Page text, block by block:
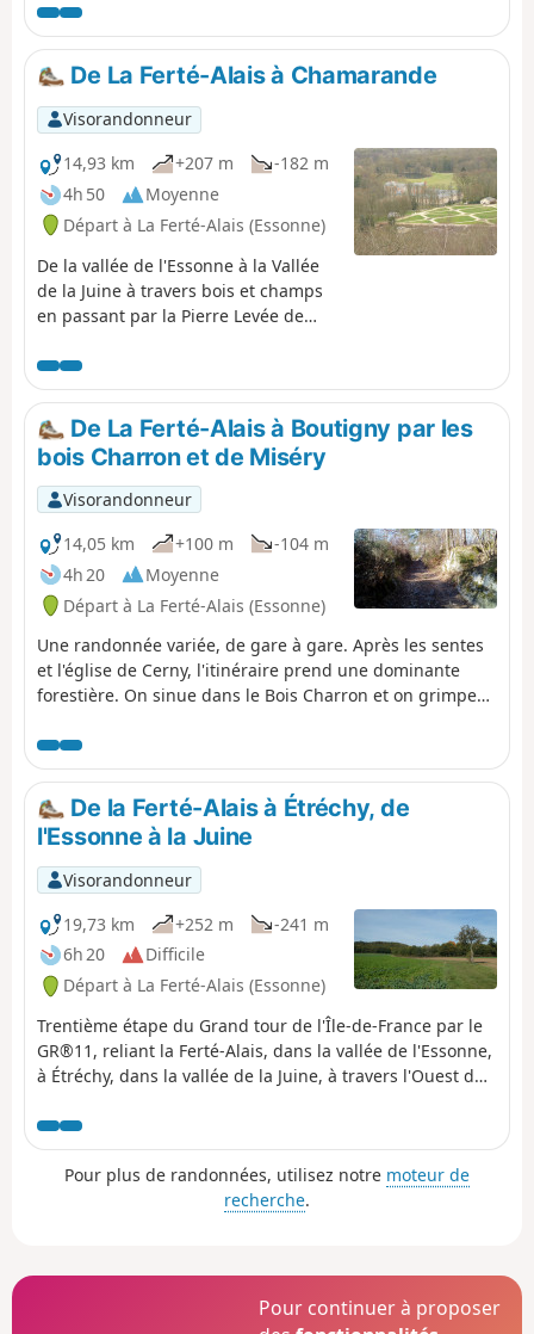
partir du village de Mauchamps, le parcours est plus
diversifié et se déroule en partie en forêt. Plusieurs
belles églises sont au rendez-vous, à Étréchy,
Mauchamps et Torfou, sans compter la superbe église
de Saint-Sulpice-de-Favières pour laquelle un diverticule
est proposé.
De La Ferté-Alais à Chamarande
Visorandonneur
14,93 km
+207 m
-182 m
4h 50
Moyenne
Départ à La Ferté-Alais (Essonne)
De la vallée de l'Essonne à la Vallée
de la Juine à travers bois et champs
en passant par la Pierre Levée de
Chamarande. Un itinéraire presque
entièrement sur chemins avec de
belles échappées dans le Parc
Naturel Régional du Gâtinais
Français.
De La Ferté-Alais à Boutigny par les
bois Charron et de Miséry
Visorandonneur
14,05 km
+100 m
-104 m
4h 20
Moyenne
Départ à La Ferté-Alais (Essonne)
Une randonnée variée, de gare à gare. Après les sentes
et l'église de Cerny, l'itinéraire prend une dominante
forestière. On sinue dans le Bois Charron et on grimpe
rocher. Après l'agréable traversée du Bois de Miséry, on
retrouve la vallée de l'Essonne et ses villages.
De la Ferté-Alais à Étréchy, de
l'Essonne à la Juine
Visorandonneur
19,73 km
+252 m
-241 m
6h 20
Difficile
Départ à La Ferté-Alais (Essonne)
Trentième étape du Grand tour de l'Île-de-France par le
GR®11, reliant la Ferté-Alais, dans la vallée de l'Essonne,
à Étréchy, dans la vallée de la Juine, à travers l'Ouest du
en la poursuite de la traversée de l'Essonne, entre
paysages agricoles, petits massifs forestiers et vallées
plus imposantes. Une étape relativement courte et sans
grosse difficulté, avant les deux suivantes qui seront un
Pour plus de randonnées, utilisez notre moteur de
recherche.
Pour continuer à proposer